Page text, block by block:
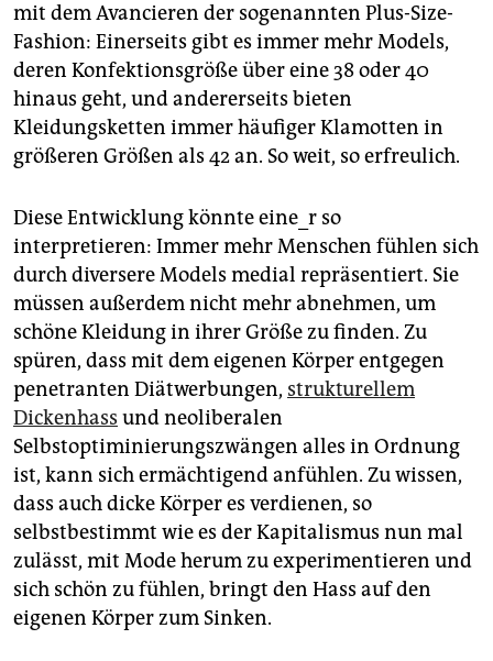
mit dem Avancieren der sogenannten Plus-Size-
Fashion: Einerseits gibt es immer mehr Models,
deren Konfektionsgröße über eine 38 oder 40
hinaus geht, und andererseits bieten
Kleidungsketten immer häufiger Klamotten in
größeren Größen als 42 an. So weit, so erfreulich.
Diese Entwicklung könnte eine_r so
interpretieren: Immer mehr Menschen fühlen sich
durch diversere Models medial repräsentiert. Sie
müssen außerdem nicht mehr abnehmen, um
schöne Kleidung in ihrer Größe zu finden. Zu
spüren, dass mit dem eigenen Körper entgegen
penetranten Diätwerbungen, strukturellem
Dickenhass und neoliberalen
Selbstoptiminierungszwängen alles in Ordnung
ist, kann sich ermächtigend anfühlen. Zu wissen,
dass auch dicke Körper es verdienen, so
selbstbestimmt wie es der Kapitalismus nun mal
zulässt, mit Mode herum zu experimentieren und
sich schön zu fühlen, bringt den Hass auf den
eigenen Körper zum Sinken.